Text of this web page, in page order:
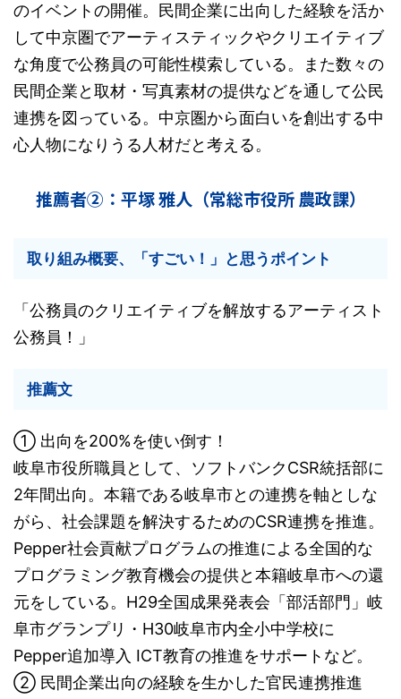
のイベントの開催。民間企業に出向した経験を活か
して中京圏でアーティスティックやクリエイティブ
な角度で公務員の可能性模索している。また数々の
民間企業と取材・写真素材の提供などを通して公民
連携を図っている。中京圏から面白いを創出する中
心人物になりうる人材だと考える。
推薦者②：平塚 雅人（常総市役所 農政課）
取り組み概要、「すごい！」と思うポイント
「公務員のクリエイティブを解放するアーティスト
公務員！」
推薦文
① 出向を200%を使い倒す！
岐阜市役所職員として、ソフトバンクCSR統括部に
2年間出向。本籍である岐阜市との連携を軸としな
がら、社会課題を解決するためのCSR連携を推進。
Pepper社会貢献プログラムの推進による全国的な
プログラミング教育機会の提供と本籍岐阜市への還
元をしている。H29全国成果発表会「部活部門」岐
阜市グランプリ・H30岐阜市内全小中学校に
Pepper追加導入 ICT教育の推進をサポートなど。
② 民間企業出向の経験を生かした官民連携推進